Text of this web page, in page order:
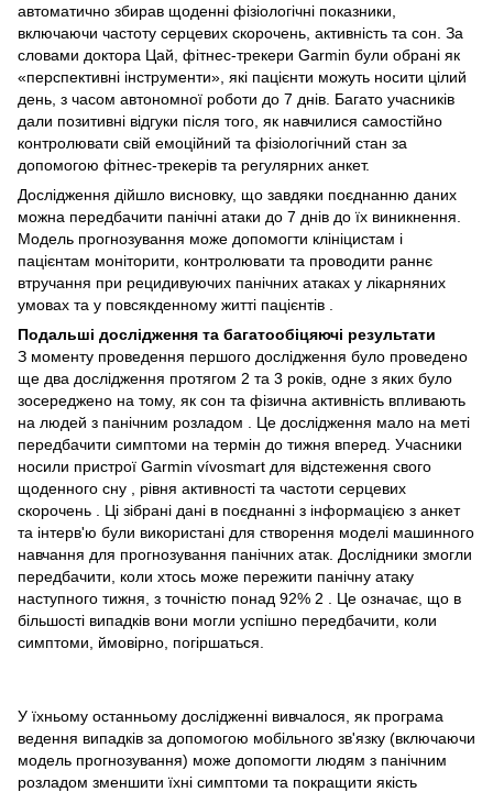
автоматично збирав щоденні фізіологічні показники,
включаючи частоту серцевих скорочень, активність та сон. За
словами доктора Цай, фітнес-трекери Garmin були обрані як
«перспективні інструменти», які пацієнти можуть носити цілий
день, з часом автономної роботи до 7 днів. Багато учасників
дали позитивні відгуки після того, як навчилися самостійно
контролювати свій емоційний та фізіологічний стан за
допомогою фітнес-трекерів та регулярних анкет.
Дослідження дійшло висновку, що завдяки поєднанню даних
можна передбачити панічні атаки до 7 днів до їх виникнення.
Модель прогнозування може допомогти клініцистам і
пацієнтам моніторити, контролювати та проводити раннє
втручання при рецидивуючих панічних атаках у лікарняних
умовах та у повсякденному житті пацієнтів .
Подальші дослідження та багатообіцяючі результати
З моменту проведення першого дослідження було проведено
ще два дослідження протягом 2 та 3 років, одне з яких було
зосереджено на тому, як сон та фізична активність впливають
на людей з панічним розладом . Це дослідження мало на меті
передбачити симптоми на термін до тижня вперед. Учасники
носили пристрої Garmin vívosmart для відстеження свого
щоденного сну , рівня активності та частоти серцевих
скорочень . Ці зібрані дані в поєднанні з інформацією з анкет
та інтерв'ю були використані для створення моделі машинного
навчання для прогнозування панічних атак. Дослідники змогли
передбачити, коли хтось може пережити панічну атаку
наступного тижня, з точністю понад 92% 2 . Це означає, що в
більшості випадків вони могли успішно передбачити, коли
симптоми, ймовірно, погіршаться.
У їхньому останньому дослідженні вивчалося, як програма
ведення випадків за допомогою мобільного зв'язку (включаючи
модель прогнозування) може допомогти людям з панічним
розладом зменшити їхні симптоми та покращити якість